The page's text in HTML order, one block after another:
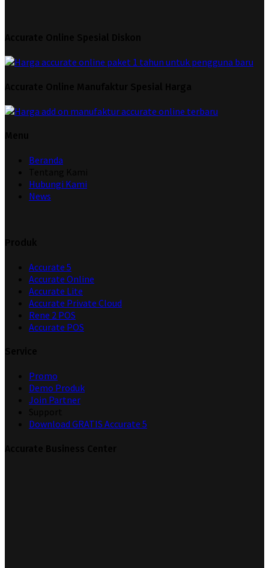
Beranda
Hubungi Kami
News
Accurate 5
Accurate Online
Accurate Lite
Accurate Private Cloud
Rene 2 POS
Accurate POS
Promo
Demo Produk
Join Partner
Download GRATIS Accurate 5